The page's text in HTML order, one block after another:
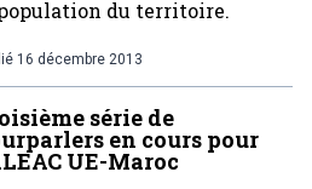
du territoire.
16 décembre 2013
série de
en cours pour
UE-Maroc